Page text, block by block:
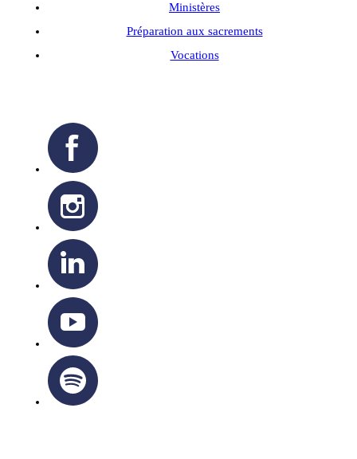
Ministères
Préparation aux sacrements
Vocations